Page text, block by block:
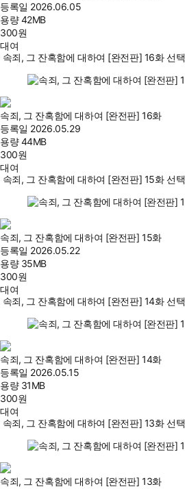
등록일 2026.06.05
용량42MB
300원
대여
속죄, 그 잔혹함에 대하여 [완전판] 16화 선택
속죄, 그 잔혹함에 대하여 [완전판] 16화
등록일 2026.05.29
용량44MB
300원
대여
속죄, 그 잔혹함에 대하여 [완전판] 15화 선택
속죄, 그 잔혹함에 대하여 [완전판] 15화
등록일 2026.05.22
용량 35MB
300원
대여
속죄, 그 잔혹함에 대하여 [완전판] 14화 선택
속죄, 그 잔혹함에 대하여 [완전판] 14화
등록일 2026.05.15
용량 31MB
300원
대여
속죄, 그 잔혹함에 대하여 [완전판] 13화 선택
속죄, 그 잔혹함에 대하여 [완전판] 13화